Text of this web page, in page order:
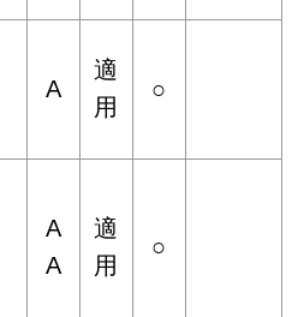
A
適
用
○
A
A
適
用
○